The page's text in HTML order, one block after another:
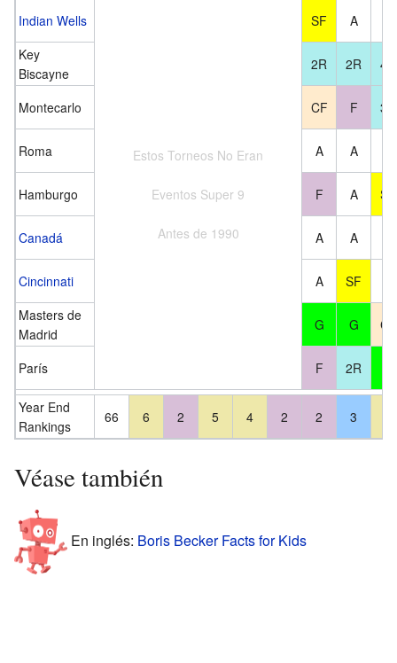
Indian Wells
Estos Torneos No Eran
Eventos Super 9
Antes de 1990
SF A
Key
Biscayne
2R 2R 4R
Montecarlo CF F 3R
Roma A A
Hamburgo F A SF
Canadá A A
Cincinnati A SF
Masters de
Madrid
G G CF
París F 2R
Year End
Rankings
66 6 2 5 4 2 2 3
Véase también
En inglés: Boris Becker Facts for Kids